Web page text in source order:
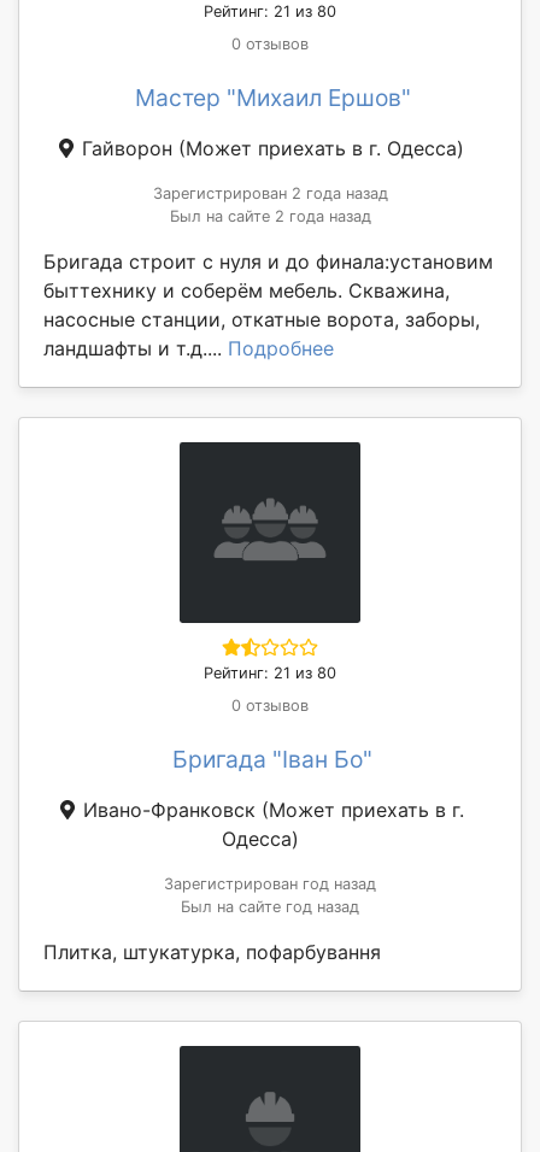
Рейтинг: 21 из 80
0 отзывов
Мастер "Михаил Ершов"
Гайворон (Может приехать в г. Одесса)
Зарегистрирован 2 года назад
Был на сайте 2 года назад
Бригада строит с нуля и до финала:установим
быттехнику и соберём мебель. Скважина,
насосные станции, откатные ворота, заборы,
ландшафты и т.д.... Подробнее
Рейтинг: 21 из 80
0 отзывов
Бригада "Іван Бо"
Ивано-Франковск (Может приехать в г.
Одесса)
Зарегистрирован год назад
Был на сайте год назад
Плитка, штукатурка, пофарбування